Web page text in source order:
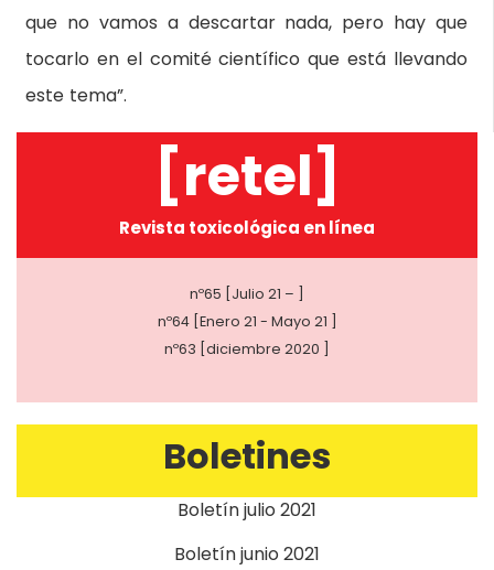
que no vamos a descartar nada, pero hay que
tocarlo en el comité científico que está llevando
este tema”.
[retel]
Revista toxicológica en línea
nº65 [Julio 21 – ]
nº64 [Enero 21 - Mayo 21 ]
nº63 [diciembre 2020 ]
Boletines
Boletín julio 2021
Boletín junio 2021